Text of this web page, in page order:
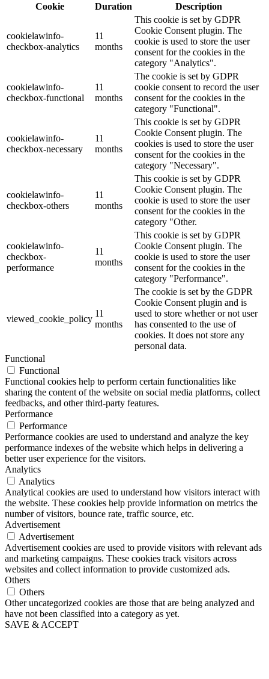
Cookie
Duration Description
cookielawinfo-
checkbox-analytics
11
months
This cookie is set by GDPR
Cookie Consent plugin. The
cookie is used to store the user
consent for the cookies in the
category "Analytics".
cookielawinfo-
checkbox-functional
11
months
The cookie is set by GDPR
cookie consent to record the user
consent for the cookies in the
category "Functional".
cookielawinfo-
checkbox-necessary
11
months
This cookie is set by GDPR
Cookie Consent plugin. The
cookies is used to store the user
consent for the cookies in the
category "Necessary".
cookielawinfo-
checkbox-others
11
months
This cookie is set by GDPR
Cookie Consent plugin. The
cookie is used to store the user
consent for the cookies in the
category "Other.
cookielawinfo-
checkbox-
performance
11
months
This cookie is set by GDPR
Cookie Consent plugin. The
cookie is used to store the user
consent for the cookies in the
category "Performance".
viewed_cookie_policy
11
months
The cookie is set by the GDPR
Cookie Consent plugin and is
used to store whether or not user
has consented to the use of
cookies. It does not store any
personal data.
Functional
Functional
Functional cookies help to perform certain functionalities like
sharing the content of the website on social media platforms, collect
feedbacks, and other third-party features.
Performance
Performance
Performance cookies are used to understand and analyze the key
performance indexes of the website which helps in delivering a
better user experience for the visitors.
Analytics
Analytics
Analytical cookies are used to understand how visitors interact with
the website. These cookies help provide information on metrics the
number of visitors, bounce rate, traffic source, etc.
Advertisement
Advertisement
Advertisement cookies are used to provide visitors with relevant ads
and marketing campaigns. These cookies track visitors across
websites and collect information to provide customized ads.
Others
Others
Other uncategorized cookies are those that are being analyzed and
have not been classified into a category as yet.
SAVE & ACCEPT